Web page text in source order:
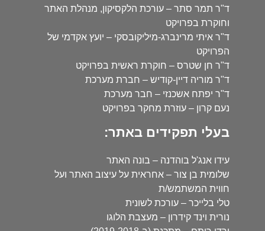
ד"ר תמר סתר – עורכת הלקסיקון, מנהלת האתר
וחוקרת בפרויקט
ד"ר איתי מרינברג-מיליקובסקי – יועץ אקדמי של
הפרויקט
ד"ר חן שטרס – חוקרת ראשית בפרויקט
ד"ר מוריה דיין-קודיש – חברת מערכת
ד"ר יפתח אשכנזי – חבר מערכת
נעם קרון – עוזרת מחקר בפרויקט
בעלי תפקידים באתר:
עידו אנג'ל בוהדנה – בונה האתר
שלומית בן צור – אחראית על עיצוב האתר ועל
חווית המשתמש/ת
טלי בלייכר – עורכת לשונית
נורית וינד קידרון – מעצבת הלוגו